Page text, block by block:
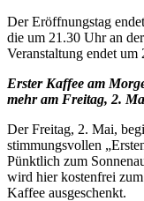
Der Eröffnungstag
die um 21.30 Uhr an
Veranstaltung endet um
Erster Kaffee am
mehr am Freitag, 2.
Der Freitag, 2. Mai,
stimmungsvollen
Pünktlich zum
wird hier kostenfrei
Kaffee ausgeschenkt.